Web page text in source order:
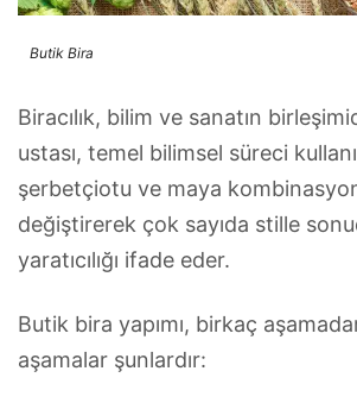
Butik Bira
Biracılık, bilim ve sanatın
ustası, temel bilimsel süreci
şerbetçiotu ve maya
değiştirerek çok sayıda stille
yaratıcılığı ifade eder.
Butik bira yapımı, birkaç
aşamalar şunlardır: